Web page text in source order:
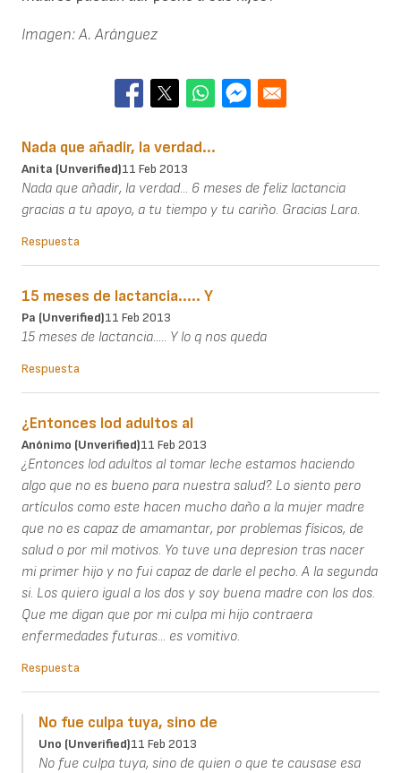
Imagen: A. Aránguez
Nada que añadir, la verdad...
Anita (unverified)11 Feb 2013
Nada que añadir, la verdad... 6 meses de feliz lactancia
gracias a tu apoyo, a tu tiempo y tu cariño. Gracias Lara.
Respuesta
15 meses de lactancia..... Y
Pa (unverified)11 Feb 2013
15 meses de lactancia..... Y lo q nos queda
Respuesta
¿Entonces lod adultos al
Anónimo (unverified)11 Feb 2013
¿Entonces lod adultos al tomar leche estamos haciendo
algo que no es bueno para nuestra salud?. Lo siento pero
artículos como este hacen mucho daño a la mujer madre
que no es capaz de amamantar, por problemas físicos, de
salud o por mil motivos. Yo tuve una depresion tras nacer
mi primer hijo y no fui capaz de darle el pecho. A la segunda
si. Los quiero igual a los dos y soy buena madre con los dos.
Que me digan que por mi culpa mi hijo contraera
enfermedades futuras... es vomitivo.
Respuesta
No fue culpa tuya, sino de
Uno (unverified)11 Feb 2013
No fue culpa tuya, sino de quien o que te causase esa